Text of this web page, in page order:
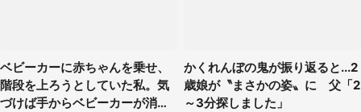
ベビーカーに赤ちゃんを乗せ、
階段を上ろうとしていた私。気
づけば手からベビーカーが消え
かくれんぼの鬼が振り返ると...2
歳娘が〝まさかの姿〟に 父「2
～3分探しました」